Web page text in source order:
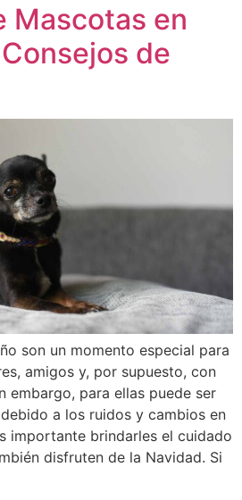
Mascotas en
de
son un momento especial para
amigos y, por supuesto, con
embargo, para ellas puede ser
a los ruidos y cambios en
importante brindarles el cuidado
disfruten de la Navidad. Si